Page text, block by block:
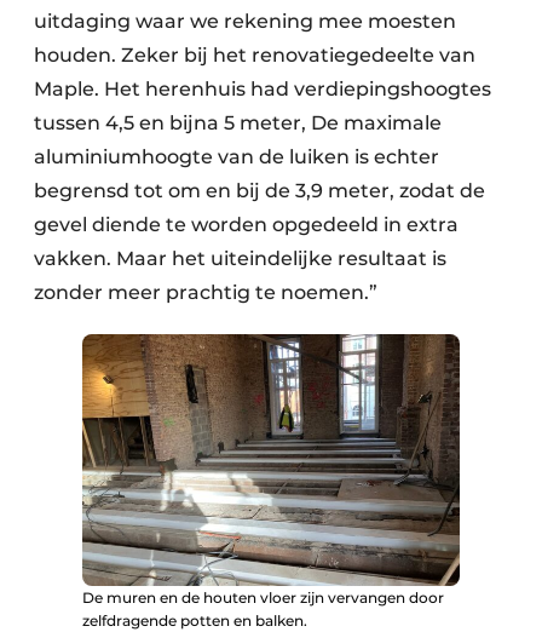
uitdaging waar we rekening mee moesten
houden. Zeker bij het renovatiegedeelte van
Maple. Het herenhuis had verdiepingshoogtes
tussen 4,5 en bijna 5 meter, De maximale
aluminiumhoogte van de luiken is echter
begrensd tot om en bij de 3,9 meter, zodat de
gevel diende te worden opgedeeld in extra
vakken. Maar het uiteindelijke resultaat is
zonder meer prachtig te noemen.”
De muren en de houten vloer zijn vervangen door
zelfdragende potten en balken.